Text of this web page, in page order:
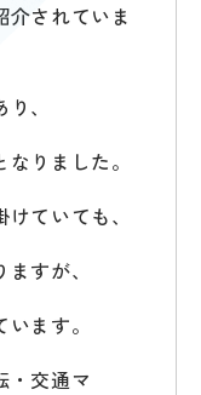
されていま
、
りました。
ていても、
すが、
ます。
・交通マ